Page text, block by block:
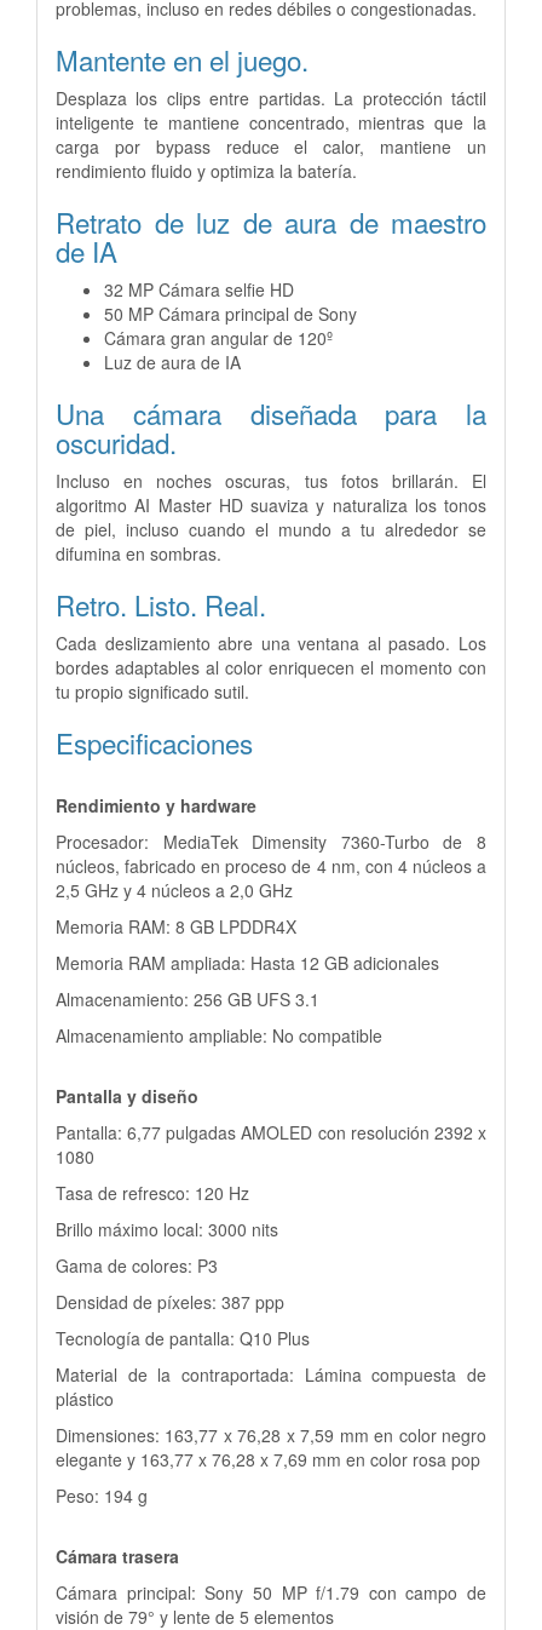
problemas, incluso en redes débiles o congestionadas.
Mantente en el juego.
Desplaza los clips entre partidas. La protección táctil
inteligente te mantiene concentrado, mientras que la
carga por bypass reduce el calor, mantiene un
rendimiento fluido y optimiza la batería.
Retrato de luz de aura de maestro
de IA
32 MP Cámara selfie HD
50 MP Cámara principal de Sony
Cámara gran angular de 120º
Luz de aura de IA
Una cámara diseñada para la
oscuridad.
Incluso en noches oscuras, tus fotos brillarán. El
algoritmo AI Master HD suaviza y naturaliza los tonos
de piel, incluso cuando el mundo a tu alrededor se
difumina en sombras.
Retro. Listo. Real.
Cada deslizamiento abre una ventana al pasado. Los
bordes adaptables al color enriquecen el momento con
tu propio significado sutil.
Especificaciones
Rendimiento y hardware
Procesador: MediaTek Dimensity 7360-Turbo de 8
núcleos, fabricado en proceso de 4 nm, con 4 núcleos a
2,5 GHz y 4 núcleos a 2,0 GHz
Memoria RAM: 8 GB LPDDR4X
Memoria RAM ampliada: Hasta 12 GB adicionales
Almacenamiento: 256 GB UFS 3.1
Almacenamiento ampliable: No compatible
Pantalla y diseño
Pantalla: 6,77 pulgadas AMOLED con resolución 2392 x
1080
Tasa de refresco: 120 Hz
Brillo máximo local: 3000 nits
Gama de colores: P3
Densidad de píxeles: 387 ppp
Tecnología de pantalla: Q10 Plus
Material de la contraportada: Lámina compuesta de
plástico
Dimensiones: 163,77 x 76,28 x 7,59 mm en color negro
elegante y 163,77 x 76,28 x 7,69 mm en color rosa pop
Peso: 194 g
Cámara trasera
Cámara principal: Sony 50 MP f/1.79 con campo de
visión de 79° y lente de 5 elementos